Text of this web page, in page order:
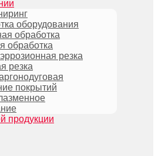
оборудования
обработка
обработка
резка
резка
покрытий
продукции